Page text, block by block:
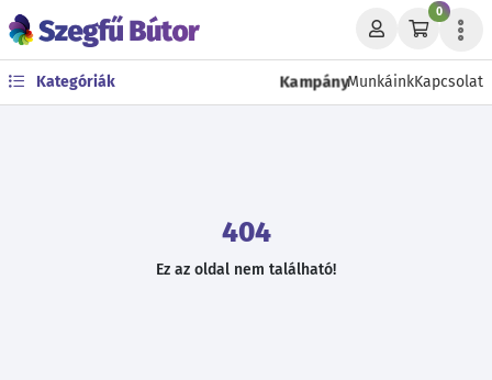
0
Kategóriák KampányMunkáinkKapcsolat
404
Ez az oldal nem található!